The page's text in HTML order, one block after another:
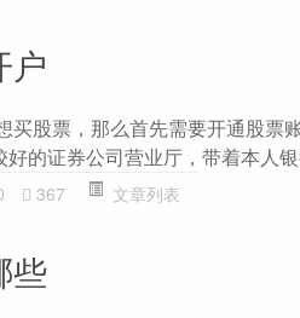
户
买股票，那么首先需要开通股票
的证券公司营业厅，带着本人
367 文章列表
些